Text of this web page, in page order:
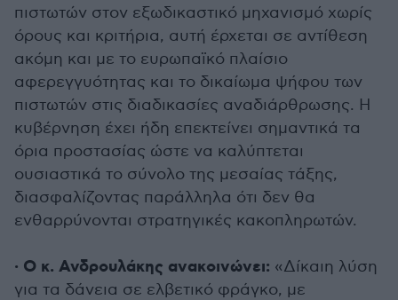
πιστωτών στον εξωδικαστικό μηχανισμό χωρίς
όρους και κριτήρια, αυτή έρχεται σε αντίθεση
ακόμη και με το ευρωπαϊκό πλαίσιο
αφερεγγυότητας και το δικαίωμα ψήφου των
πιστωτών στις διαδικασίες αναδιάρθρωσης. Η
κυβέρνηση έχει ήδη επεκτείνει σημαντικά τα
όρια προστασίας ώστε να καλύπτεται
ουσιαστικά το σύνολο της μεσαίας τάξης,
διασφαλίζοντας παράλληλα ότι δεν θα
ενθαρρύνονται στρατηγικές κακοπληρωτών.
· Ο κ. Ανδρουλάκης ανακοινώνει: «Δίκαιη λύση
για τα δάνεια σε ελβετικό φράγκο, με